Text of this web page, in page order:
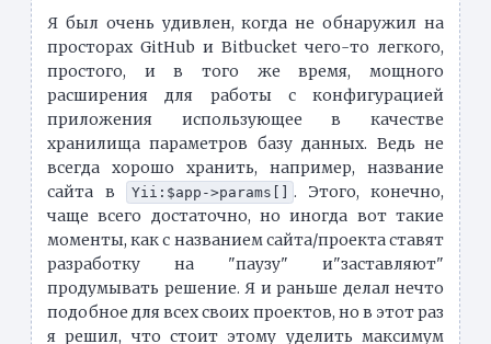
Я был очень удивлен, когда не обнаружил на
просторах GitHub и Bitbucket чего-то легкого,
простого, и в того же время, мощного
расширения для работы с конфигурацией
приложения использующее в качестве
хранилища параметров базу данных. Ведь не
всегда хорошо хранить, например, название
сайта в
Yii:$app->params[]
. Этого, конечно,
чаще всего достаточно, но иногда вот такие
моменты, как с названием сайта/проекта ставят
разработку на "паузу" и"заставляют"
продумывать решение. Я и раньше делал нечто
подобное для всех своих проектов, но в этот раз
я решил, что стоит этому уделить максимум